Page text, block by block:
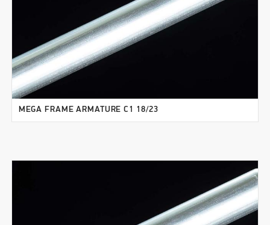
MEGA FRAME ARMATURE C1 18/23